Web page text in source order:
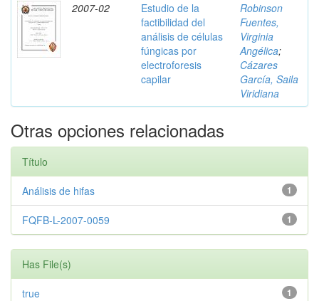
2007-02
Estudio de la
factibilidad del
análisis de células
fúngicas por
electroforesis
capilar
Robinson
Fuentes,
Virginia
Angélica;
Cázares
García, Saila
Viridiana
Otras opciones relacionadas
Título
1
Análisis de hifas
1
FQFB-L-2007-0059
Has File(s)
1
true